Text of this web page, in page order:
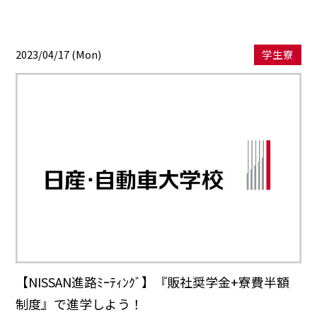
2023/04/17 (Mon) 学生寮
【NISSAN進路ﾐｰﾃｨﾝｸﾞ】『販社奨学金+寮費半額
制度』で進学しよう！